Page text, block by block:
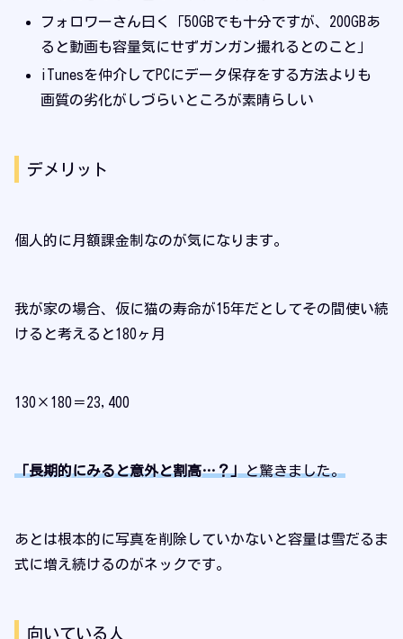
フォロワーさん曰く「50GBでも十分ですが、200GBあ
ると動画も容量気にせずガンガン撮れるとのこと」
iTunesを仲介してPCにデータ保存をする方法よりも
画質の劣化がしづらいところが素晴らしい
デメリット
個人的に月額課金制なのが気になります。
我が家の場合、仮に猫の寿命が15年だとしてその間使い続
けると考えると180ヶ月
130×180＝23,400
「長期的にみると意外と割高…？」と驚きました。
あとは根本的に写真を削除していかないと容量は雪だるま
式に増え続けるのがネックです。
向いている人